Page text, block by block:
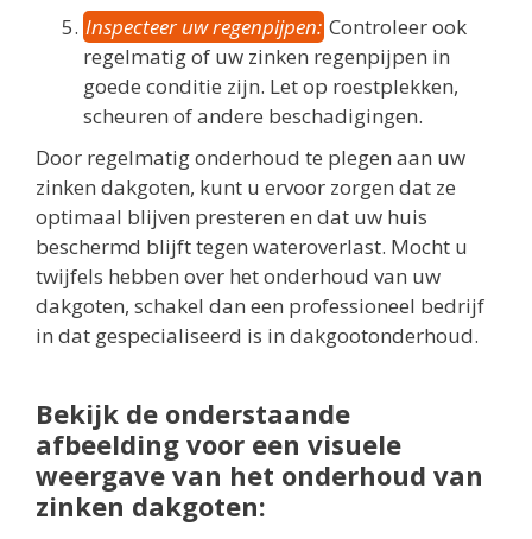
Inspecteer uw regenpijpen: Controleer ook
regelmatig of uw zinken regenpijpen in
goede conditie zijn. Let op roestplekken,
scheuren of andere beschadigingen.
Door regelmatig onderhoud te plegen aan uw
zinken dakgoten, kunt u ervoor zorgen dat ze
optimaal blijven presteren en dat uw huis
beschermd blijft tegen wateroverlast. Mocht u
twijfels hebben over het onderhoud van uw
dakgoten, schakel dan een professioneel bedrijf
in dat gespecialiseerd is in dakgootonderhoud.
Bekijk de onderstaande
afbeelding voor een visuele
weergave van het onderhoud van
zinken dakgoten: